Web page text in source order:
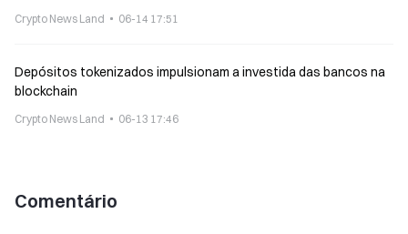
Crypto News Land 06-14 17:51
Depósitos tokenizados impulsionam a investida das bancos na
blockchain
Crypto News Land 06-13 17:46
Comentário